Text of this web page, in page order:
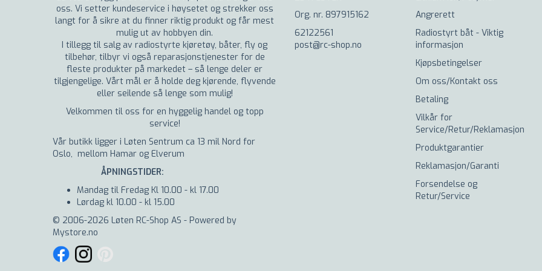
oss. Vi setter kundeservice i høysetet og strekker oss
langt for å sikre at du finner riktig produkt og får mest
mulig ut av hobbyen din.
I tillegg til salg av radiostyrte kjøretøy, båter, fly og
tilbehør, tilbyr vi også reparasjonstjenester for de
fleste produkter på markedet – så lenge deler er
tilgjengelige. Vårt mål er å holde deg kjørende, flyvende
eller seilende så lenge som mulig!
Velkommen til oss for en hyggelig handel og topp
service!
Vår butikk ligger i Løten Sentrum ca 13 mil Nord for
Oslo, mellom Hamar og Elverum
ÅPNINGSTIDER:
Mandag til Fredag Kl 10.00 - kl 17.00
Lørdag kl 10.00 - kl 15.00
© 2006-2026 Løten RC-Shop AS - Powered by
Mystore.no
Org. nr. 897915162
62122561
post@rc-shop.no
Angrerett
Radiostyrt båt - Viktig
informasjon
Kjøpsbetingelser
Om oss/Kontakt oss
Betaling
Vilkår for
Service/Retur/Reklamasjon
Produktgarantier
Reklamasjon/Garanti
Forsendelse og
Retur/Service